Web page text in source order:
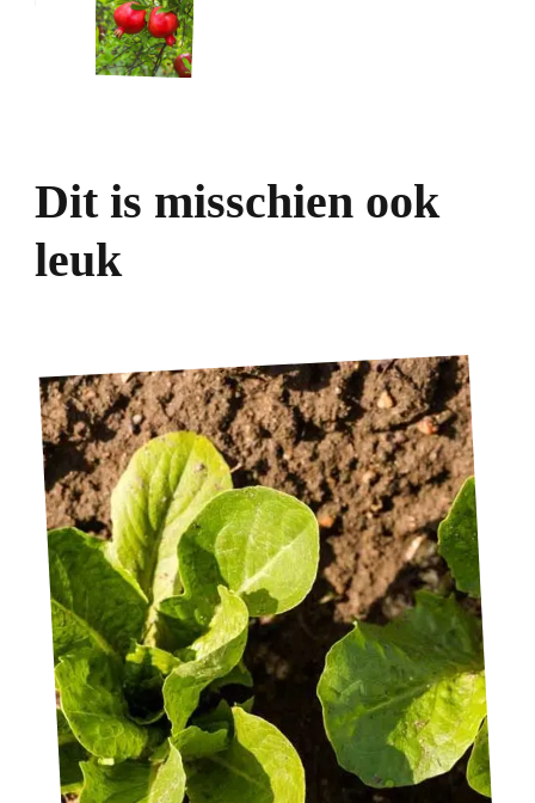
Dit is misschien ook
leuk